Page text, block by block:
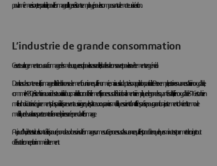
pour la même raison, et en particulier pour le formage d’alliages résistants employé pour les composants de moteurs à réaction.
L’industrie de grande consommation
Ce secteur a largement recours au formage des métaux, que ce soit pour les casseroles, les boîtes de conserve et pour les revêtements en général.
Dans le cas des conteneurs, le formage de la tôle doit non seulement fournir une qualité normée, mais aussi s’adapter à son application particulière. Par exemple, certaines nuances d’acier inoxydable,
comme le 430, résistent bien aux acides et aux alcalis doux, mais le sel les corrode facilement. Si le processus de fabrication alimentaire implique de grandes quantités de sel, l’acier inoxydable 316 est un bien
meilleur choix. Certains équipements plus spécialisés peuvent aussi exiger que les plateaux ou paniers métalliques soient d’une taille très précise pour garantir un ajustement cohérent. Le moule
métallique devra alors respecter une tolérance de pièce serrée pendant le formage.
Aujourd’hui, des tests virtuels sont réalisés pour répondre aux besoins de formage sur mesure. Ce processus d’assurance qualité est produit en quelques minutes et permet de corriger tout
défaut de conception immédiatement.